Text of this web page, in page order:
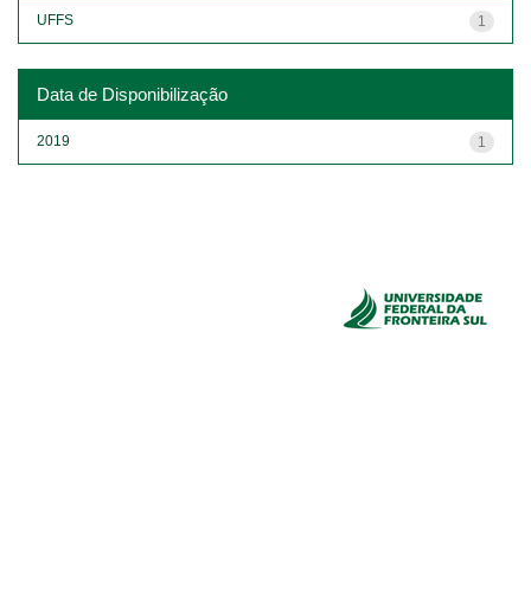
1
UFFS
Data de Disponibilização
1
2019